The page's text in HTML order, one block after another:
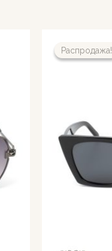
Распродажа!
Распродажа!